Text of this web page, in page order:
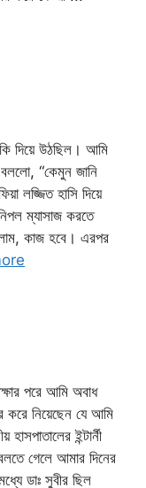
দিয়ে উঠছিল। আমি
“কেমুন জানি
লজ্জিত হাসি দিয়ে
ম্যাসাজ করতে
কাজ হবে। এরপর
পরে আমি অবাধ
করে নিয়েছেন যে আমি
ইন্টার্নী
গেলে আমার দিনের
ডাঃ সুবীর ছিল